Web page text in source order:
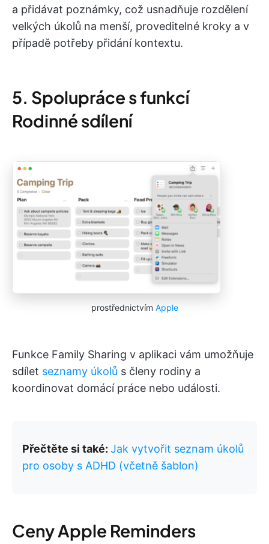
a přidávat poznámky, což usnadňuje rozdělení
velkých úkolů na menší, proveditelné kroky a v
případě potřeby přidání kontextu.
5. Spolupráce s funkcí
Rodinné sdílení
prostřednictvím Apple
Funkce Family Sharing v aplikaci vám umožňuje
sdílet seznamy úkolů s členy rodiny a
koordinovat domácí práce nebo události.
Přečtěte si také: Jak vytvořit seznam úkolů
pro osoby s ADHD (včetně šablon)
Ceny Apple Reminders